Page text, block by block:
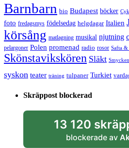
Barnbarn bio Budapest böcker
foto fredagsmys födelsedag helgdagar Italien
körsång matlagning musikal njutning
pelargoner Polen promenad radio rosor Safta &
Skönstavikskören Släkt Smycken
syskon teater träning tulpaner Turkiet
Skräppost blockerad
13 120
blockerade av